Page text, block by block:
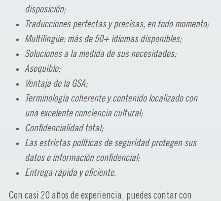
disposición;
Traducciones perfectas y precisas, en todo momento;
Multilingüe: más de 50+ idiomas disponibles;
Soluciones a la medida de sus necesidades;
Asequible;
Ventaja de la GSA;
Terminología coherente y contenido localizado con
una excelente conciencia cultural;
Confidencialidad total;
Las estrictas políticas de seguridad protegen sus
datos e información confidencial;
Entrega rápida y eficiente.
Con casi 20 años de experiencia, puedes contar con